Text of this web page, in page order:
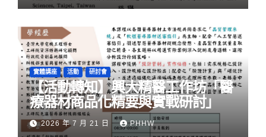
實體講座 活動 研討會
【活動轉知】興大精醫工作坊「醫
療器材商品化精要與實戰研討」
2026 年 7 月 21 日 PHHW